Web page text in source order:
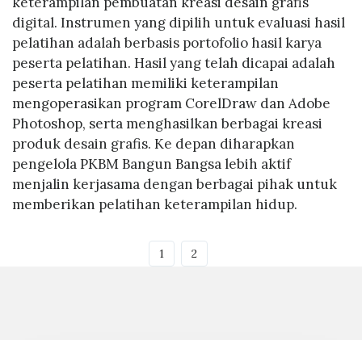
digital. Instrumen yang dipilih untuk evaluasi hasil
pelatihan adalah berbasis portofolio hasil karya
peserta pelatihan. Hasil yang telah dicapai adalah
peserta pelatihan memiliki keterampilan
mengoperasikan program CorelDraw dan Adobe
Photoshop, serta menghasilkan berbagai kreasi
produk desain grafis. Ke depan diharapkan
pengelola PKBM Bangun Bangsa lebih aktif
menjalin kerjasama dengan berbagai pihak untuk
memberikan pelatihan keterampilan hidup.
1 2